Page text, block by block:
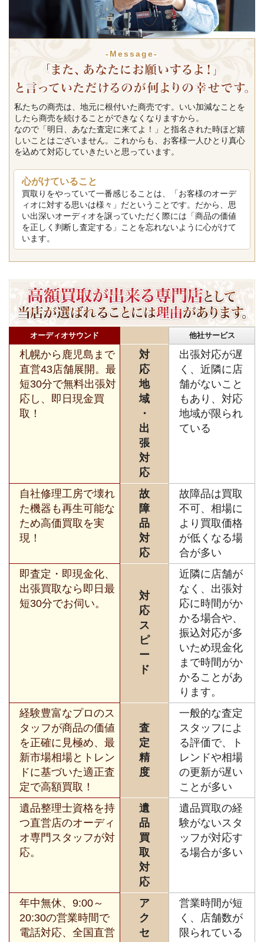
-Message-
私たちの商売は、地元に根付いた商売です。いい加減なことを
したら商売を続けることができなくなりますから。
なので「明日、あなた査定に来てよ！」と指名された時ほど嬉
しいことはございません。これからも、お客様一人ひとり真心
を込めて対応していきたいと思っています。
心がけていること
買取りをやっていて一番感じることは、「お客様のオーデ
ィオに対する思いは様々」だということです。だから、思
い出深いオーディオを譲っていただく際には「商品の価値
を正しく判断し査定する」ことを忘れないように心がけて
います。
オーディオサウンド 他社サービス
札幌から鹿児島まで
直営43店舗展開。最
短30分で無料出張対
応し、即日現金買
取！
対
応
地
域
・
出
張
対
応
出張対応が遅
く、近隣に店
舗がないこと
もあり、対応
地域が限られ
ている
自社修理工房で壊れ
た機器も再生可能な
ため高価買取を実
現！
故
障
品
対
応
故障品は買取
不可、相場に
より買取価格
が低くなる場
合が多い
即査定・即現金化、
出張買取なら即日最
短30分でお伺い。
対
応
ス
ピ
ー
ド
近隣に店舗が
なく、出張対
応に時間がか
かる場合や、
振込対応が多
いため現金化
まで時間がか
かることがあ
ります。
経験豊富なプロのス
タッフが商品の価値
を正確に見極め、最
新市場相場とトレン
ドに基づいた適正査
定で高額買取！
査
定
精
度
一般的な査定
スタッフによ
る評価で、ト
レンドや相場
の更新が遅い
ことが多い
遺品整理士資格を持
つ直営店のオーディ
オ専門スタッフが対
応。
遺
品
買
取
対
応
遺品買取の経
験がないスタ
ッフが対応す
る場合が多い
年中無休、9:00～
20:30の営業時間で
電話対応、全国直営
ア
ク
セ
営業時間が短
く、店舗数が
限られている